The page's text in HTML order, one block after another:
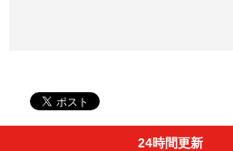
24時間更新